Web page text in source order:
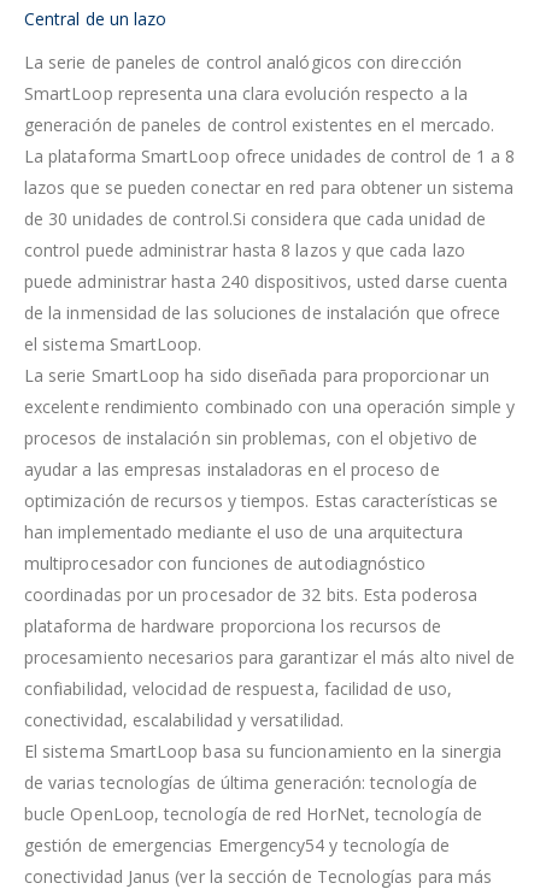
Central de un lazo
La serie de paneles de control analógicos con dirección
SmartLoop representa una clara evolución respecto a la
generación de paneles de control existentes en el mercado.
La plataforma SmartLoop ofrece unidades de control de 1 a 8
lazos que se pueden conectar en red para obtener un sistema
de 30 unidades de control.Si considera que cada unidad de
control puede administrar hasta 8 lazos y que cada lazo
puede administrar hasta 240 dispositivos, usted darse cuenta
de la inmensidad de las soluciones de instalación que ofrece
el sistema SmartLoop.
La serie SmartLoop ha sido diseñada para proporcionar un
excelente rendimiento combinado con una operación simple y
procesos de instalación sin problemas, con el objetivo de
ayudar a las empresas instaladoras en el proceso de
optimización de recursos y tiempos. Estas características se
han implementado mediante el uso de una arquitectura
multiprocesador con funciones de autodiagnóstico
coordinadas por un procesador de 32 bits. Esta poderosa
plataforma de hardware proporciona los recursos de
procesamiento necesarios para garantizar el más alto nivel de
confiabilidad, velocidad de respuesta, facilidad de uso,
conectividad, escalabilidad y versatilidad.
El sistema SmartLoop basa su funcionamiento en la sinergia
de varias tecnologías de última generación: tecnología de
bucle OpenLoop, tecnología de red HorNet, tecnología de
gestión de emergencias Emergency54 y tecnología de
conectividad Janus (ver la sección de Tecnologías para más